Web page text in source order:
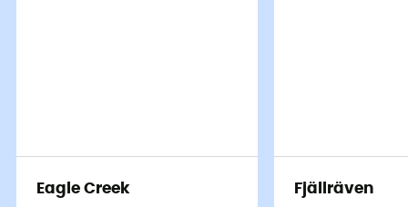
Eagle Creek Fjällräven